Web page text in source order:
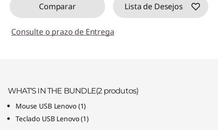
Comparar Lista de Desejos
Consulte o prazo de Entrega
WHAT'S IN THE BUNDLE(2 produtos)
Mouse USB Lenovo (1)
Teclado USB Lenovo(1)